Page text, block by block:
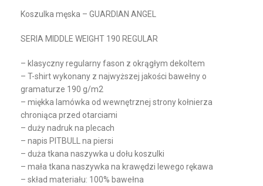
Koszulka męska – GUARDIAN ANGEL
SERIA MIDDLE WEIGHT 190 REGULAR
– klasyczny regularny fason z okrągłym dekoltem
– T-shirt wykonany z najwyższej jakości bawełny o
gramaturze 190 g/m2
– miękka lamówka od wewnętrznej strony kołnierza
chroniąca przed otarciami
– duży nadruk na plecach
– napis PITBULL na piersi
– duża tkana naszywka u dołu koszulki
– mała tkana naszywka na krawędzi lewego rękawa
– skład materiału: 100% bawełna